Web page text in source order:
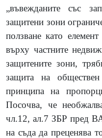
„въвежданите със
защитени зони
ползване като
върху частните
защитените зони,
защита на
принципа на
Посочва, че
чл.12, ал.7 ЗБР пред
на съда да преценява